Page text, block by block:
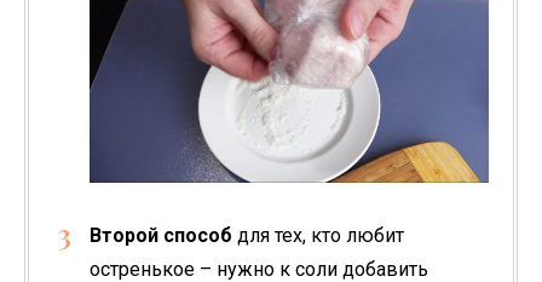
Второй способ для тех, кто любит
остренькое – нужно к соли добавить